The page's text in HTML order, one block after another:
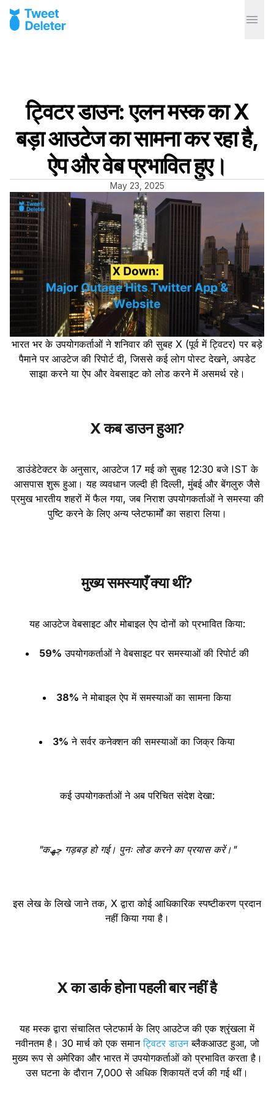
ट्विटर डाउन: एलन मस्क का X
बड़ा आउटेज का सामना कर रहा है,
ऐप और वेब प्रभावित हुए।
May 23, 2025
भारत भर के उपयोगकर्ताओं ने शनिवार की सुबह X (पूर्व में ट्विटर) पर बड़े
पैमाने पर आउटेज की रिपोर्ट दी, जिससे कई लोग पोस्ट देखने, अपडेट
साझा करने या ऐप और वेबसाइट को लोड करने में असमर्थ रहे।
X कब डाउन हुआ?
डाउंडेटेक्टर के अनुसार, आउटेज 17 मई को सुबह 12:30 बजे IST के
आसपास शुरू हुआ। यह व्यवधान जल्दी ही दिल्ली, मुंबई और बेंगलुरु जैसे
प्रमुख भारतीय शहरों में फैल गया, जब निराश उपयोगकर्ताओं ने समस्या की
पुष्टि करने के लिए अन्य प्लेटफार्मों का सहारा लिया।
मुख्य समस्याएँ क्या थीं?
यह आउटेज वेबसाइट और मोबाइल ऐप दोनों को प्रभावित किया:
59% उपयोगकर्ताओं ने वेबसाइट पर समस्याओं की रिपोर्ट की
38% ने मोबाइल ऐप में समस्याओं का सामना किया
3% ने सर्वर कनेक्शन की समस्याओं का जिक्र किया
कई उपयोगकर्ताओं ने अब परिचित संदेश देखा:
"कچھ गड़बड़ हो गई। पुनः लोड करने का प्रयास करें।"
इस लेख के लिखे जाने तक, X द्वारा कोई आधिकारिक स्पष्टीकरण प्रदान
नहीं किया गया है।
X का डार्क होना पहली बार नहीं है
यह मस्क द्वारा संचालित प्लेटफार्म के लिए आउटेज की एक श्रृंखला में
नवीनतम है। 30 मार्च को एक समानट्विटर डाउनब्लैकआउट हुआ, जो
मुख्य रूप से अमेरिका और भारत में उपयोगकर्ताओं को प्रभावित करता है।
उस घटना के दौरान 7,000 से अधिक शिकायतें दर्ज की गई थीं।